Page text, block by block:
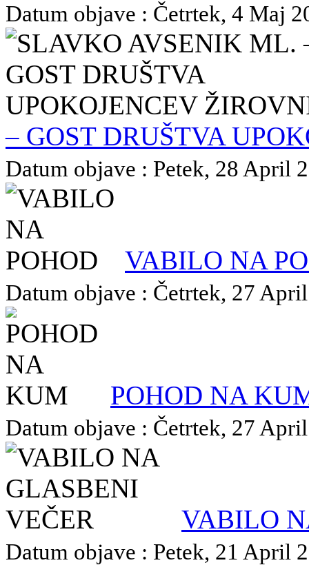
Datum objave : Četrtek, 4 Maj
– GOST DRUŠTVA
Datum objave : Petek, 28 April
VABILO NA
Datum objave : Četrtek, 27
POHOD NA
Datum objave : Četrtek, 27
VABILO
Datum objave : Petek, 21 April